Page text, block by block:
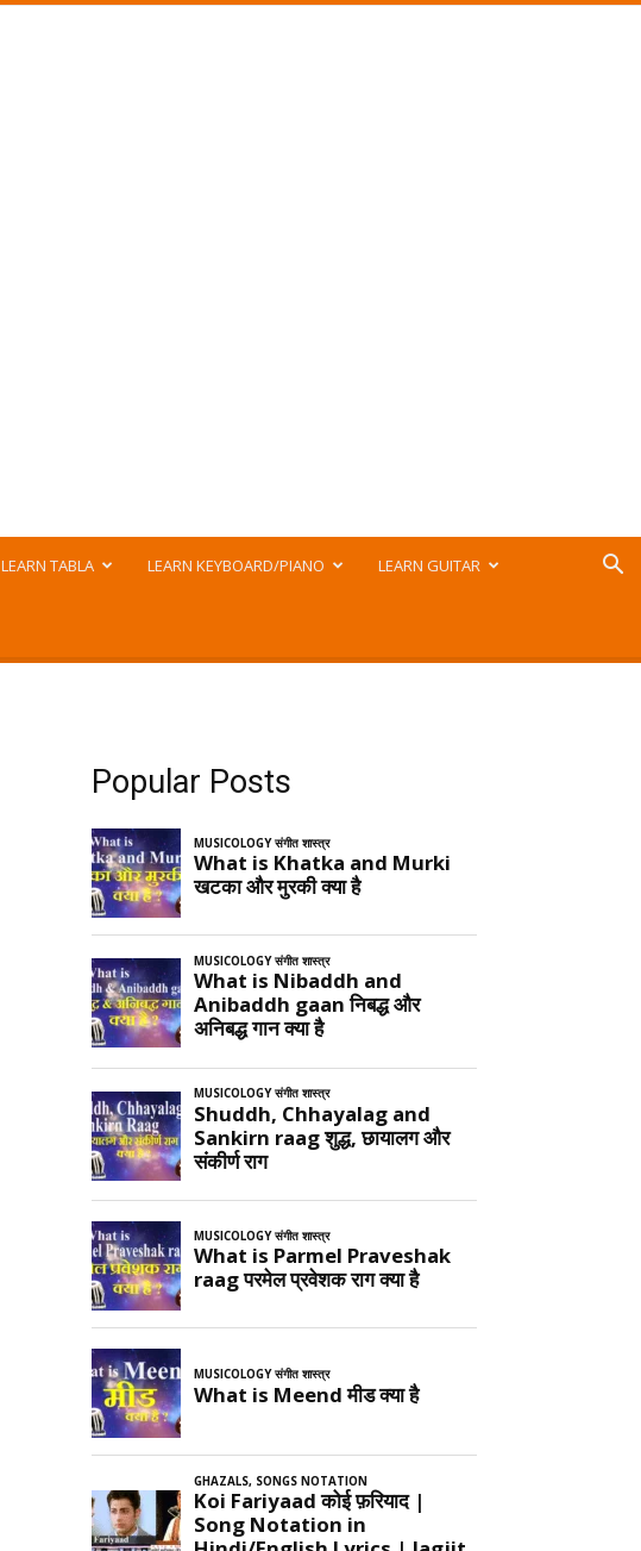
LEARN TABLA LEARN KEYBOARD/PIANO LEARN GUITAR
Popular Posts